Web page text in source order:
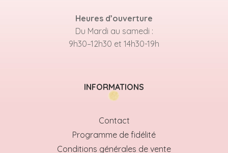
Heures d’ouverture
Du Mardi au samedi :
9h30–12h30 et 14h30-19h
INFORMATIONS
Contact
Programme de fidélité
Conditions générales de vente